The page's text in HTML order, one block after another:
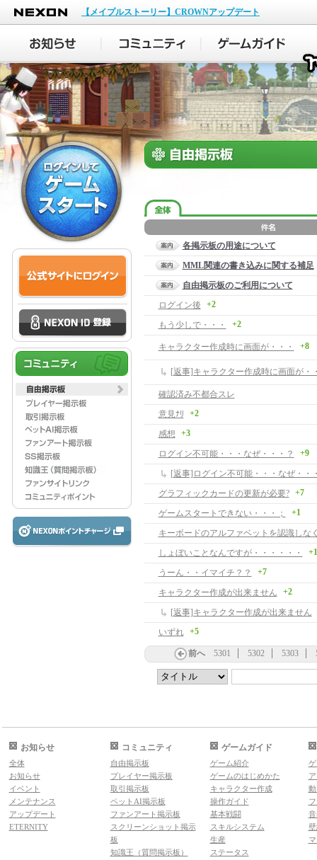
NEXON
【メイプルストーリー】CROWNアップデート
各掲示板の用途について
MML関連の書き込みに関する補足
自由掲示板のご利用について
ログイン後
+2
もう少しで・・・ +2
キャラクター作成時に画面が・・・ +8
[返事]キャラクター作成時に画面が・
確認済み不都合スレ
意見ﾅﾘ
+2
感想 +3
ログイン不可能・・・なぜ・・・？ +9
[返事]ログイン不可能・・・なぜ・・
グラフィックカードの更新が必要?
+7
ゲームスタートできない・・・； +1
キーボードのアルファベットを認識しな
しょぼいことなんですが・・・・・・
+1
うーん・・イマイチ？？ +7
キャラクター作成が出来ません +2
[返事]キャラクター作成が出来ません
いずれ
+5
前へ 5301 5302 5303
お知らせ
全体
お知らせ
イベント
メンテナンス
アップデート
ETERNITY
コミュニティ
自由掲示板
プレイヤー掲示板
取引掲示板
ペットAI掲示板
ファンアート掲示板
スクリーンショット掲示
板
知識王（質問掲示板）
ゲームガイド
ゲーム紹介
ゲームのはじめかた
キャラクター作成
操作ガイド
基本戦闘
スキルシステム
生産
ステータス